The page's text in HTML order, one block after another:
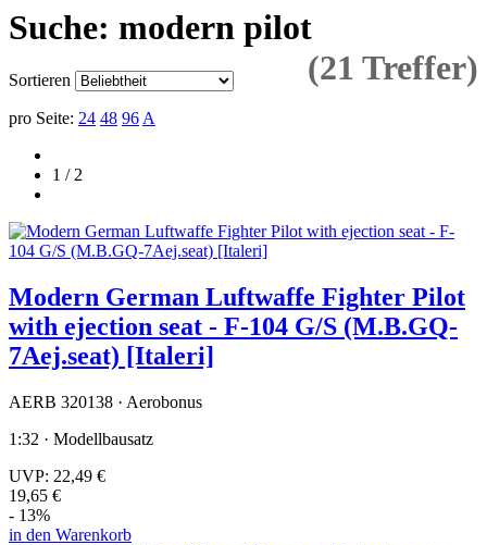
Suche: modern pilot
(21 Treffer)
Sortieren
pro Seite: 24 48 96 A
1 / 2
Modern German Luftwaffe Fighter Pilot
with ejection seat - F-104 G/S (M.B.GQ-
7Aej.seat) [Italeri]
AERB 320138 · Aerobonus
1:32 · Modellbausatz
UVP: 22,49 €
19,65 €
- 13%
in den Warenkorb